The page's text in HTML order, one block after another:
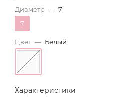
Диаметр — 7
7
Цвет — Белый
Характеристики